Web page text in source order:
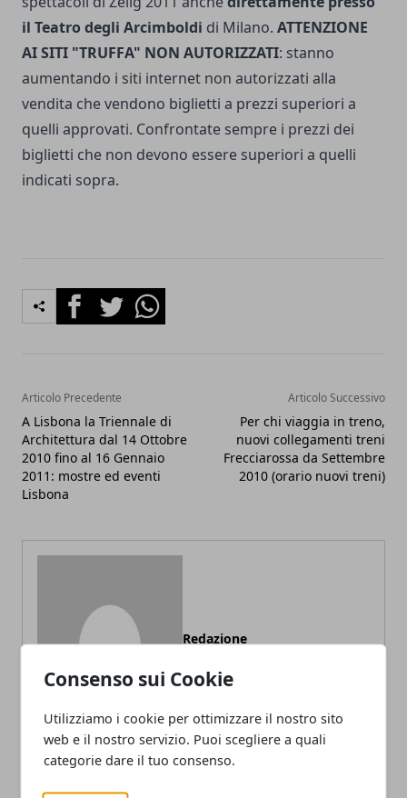
Consenso sui Cookie
Utilizziamo i cookie per ottimizzare il nostro sito
web e il nostro servizio. Puoi scegliere a quali
categorie dare il tuo consenso.
il Teatro degli Arcimboldi di Milano. ATTENZIONE
AI SITI "TRUFFA" NON AUTORIZZATI: stanno
aumentando i siti internet non autorizzati alla
vendita che vendono biglietti a prezzi superiori a
quelli approvati. Confrontate sempre i prezzi dei
biglietti che non devono essere superiori a quelli
indicati sopra.
FacebookTwitterWhatsapp
Articolo Precedente
A Lisbona la Triennale di
Architettura dal 14 Ottobre
2010 fino al 16 Gennaio
2011: mostre ed eventi
Lisbona
Articolo Successivo
Per chi viaggia in treno,
nuovi collegamenti treni
Frecciarossa da Settembre
2010 (orario nuovi treni)
Redazione